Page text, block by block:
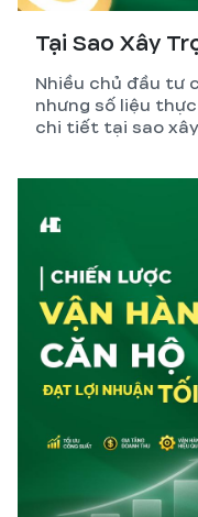
Tại Sao Xây
Nhiều chủ đầu tư
nhưng số liệu
chi tiết tại sao